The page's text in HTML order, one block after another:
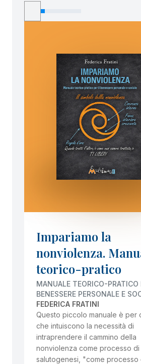
Impariamo la
nonviolenza.
teorico-pratico
MANUALE TEORICO-PRATICO
BENESSERE PERSONALE E
FEDERICA FRATINI
Questo piccolo manuale è per
che intuiscono la necessità di
intraprendere il cammino della
nonviolenza come processo di
salutogenesi, "come processo